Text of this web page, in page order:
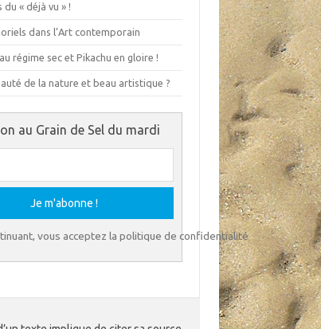
« déjà vu » !
dans l’Art contemporain
régime sec et Pikachu en gloire !
de la nature et beau artistique ?
au Grain de Sel du mardi
vous acceptez la politique de confidentialité